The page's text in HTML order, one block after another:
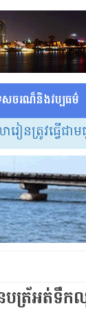
សចរណ៏និងវប្បធម៌
ើជាមជ្ឈមណ្ឌ
នបត្រ័អត់ទឹ